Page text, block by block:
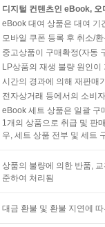
디지털 컨텐츠인 eBook,
eBook 대여 상품은 대여 기
모바일 쿠폰 등록 후 취소/
중고상품이 구매확정(자동
LP상품의 재생 불량 원인
시간의 경과에 의해 재판매
전자상거래 등에서의 소비
eBook 세트 상품은 일괄 구
1개의 상품으로 취급 및 판
우, 세트 상품 전부 및 세트
상품의 불량에 의한 반품,
준하여 처리됨
대금 환불 및 환불 지연에